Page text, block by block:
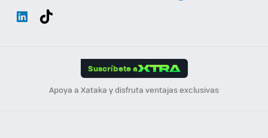
Suscríbete a
Apoya a Xataka y disfruta ventajas exclusivas